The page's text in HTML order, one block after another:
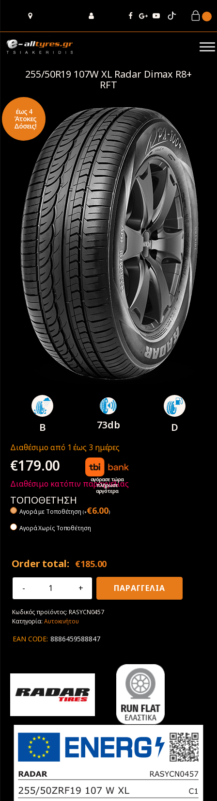
255/50R19 107W XL Radar Dimax R8+
RFT
έως 4
Άτοκες
Δόσεις!
B 73db D
Διαθέσιμο από 1 έως 3 ημέρες
€179.00
αγόρασε τώρα
πλήρωσε
αργότερα
Διαθέσιμο κατόπιν παραγγελίας
ΤΟΠΟΘΕΤΗΣΗ
Αγορά με Tοποθέτηση (+€6.00)
Αγορά Χωρίς Τοποθέτηση
Order total: €185.00
255/50R19
Radar
Dimax
RFT
ΠΑΡΑΓΓΕΛΙΑ
Κωδικός προϊόντος:RASYCN0457
Κατηγορία: Αυτοκινήτου
EAN CODE: 8886459588847